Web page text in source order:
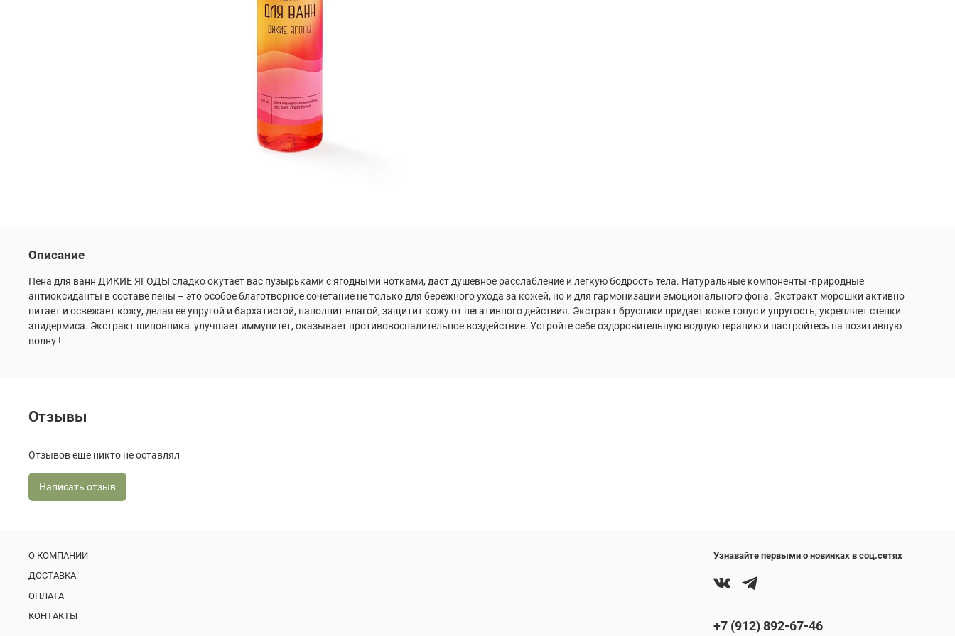
Описание
Пена для ванн ДИКИЕ ЯГОДЫ сладко окутает вас пузырьками с ягодными нотками, даст душевное расслабление и легкую бодрость тела. Натуральные компоненты -природные
антиоксиданты в составе пены – это особое благотворное сочетание не только для бережного ухода за кожей, но и для гармонизации эмоционального фона. Экстракт морошки активно
питает и освежает кожу, делая ее упругой и бархатистой, наполнит влагой, защитит кожу от негативного действия. Экстракт брусники придает коже тонус и упругость, укрепляет стенки
эпидермиса. Экстракт шиповника улучшает иммунитет, оказывает противовоспалительное воздействие. Устройте себе оздоровительную водную терапию и настройтесь на позитивную
волну !
Отзывы
Отзывов еще никто не оставлял
Написать отзыв
О КОМПАНИИ
ДОСТАВКА
ОПЛАТА
КОНТАКТЫ
Узнавайте первыми о новинках в соц.сетях
+7 (912) 892-67-46